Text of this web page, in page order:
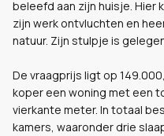
beleefd aan zijn huisje. Hier
zijn werk ontvluchten en
natuur. Zijn stulpje is
De vraagprijs ligt op
koper een woning met een
vierkante meter. In totaal
kamers, waaronder drie